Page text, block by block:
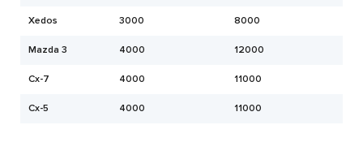
Xedos 3000 8000
Mazda 3 4000 12000
Cx-7 4000 11000
Cx-5 4000 11000